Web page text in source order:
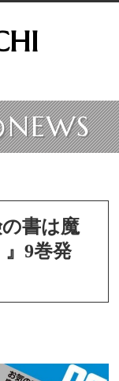
の書は魔
9巻発